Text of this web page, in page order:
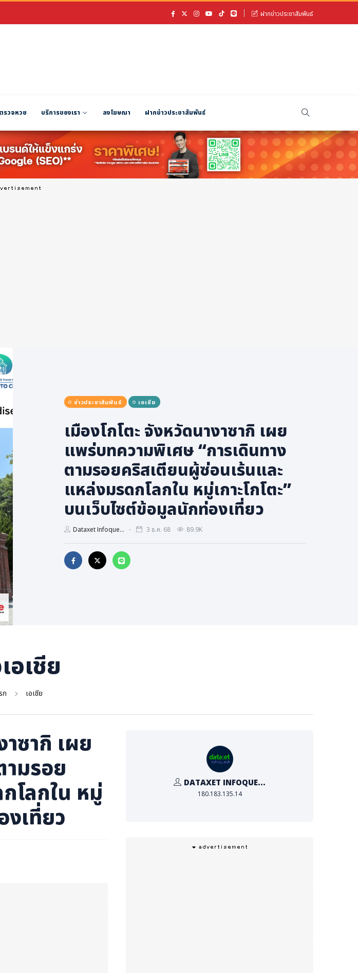
ฝากข่าวประชาสัมพันธ์
ตรวจหวย บริการของเรา ลงโฆษณา ฝากข่าวประชาสัมพันธ์
ข่าวประชาสัมพันธ์ เอเชีย
เมืองโกโตะ จังหวัดนางาซากิ เผย
แพร่บทความพิเศษ “การเดินทาง
ตามรอยคริสเตียนผู้ซ่อนเร้นและ
แหล่งมรดกโลกใน หมู่เกาะโกโตะ”
บนเว็บไซต์ข้อมูลนักท่องเที่ยว
Dataxet Infoque... 3 ธ.ค. 68 89.9K
อเชีย
ก เอเชีย
าซากิ เผย
มรอย
โลกใน หมู่
งเที่ยว
DATAXET INFOQUE...
180.183.135.14